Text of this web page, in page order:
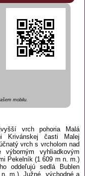
mobilu.
vrch pohoria Malá
Krivánskej časti Malej
vrch s vrcholom nad
výborným vyhliadkovým
Pekelník (1 609 m n. m.)
oddeľujú sedlá Bublen
m.). Južné, východné a